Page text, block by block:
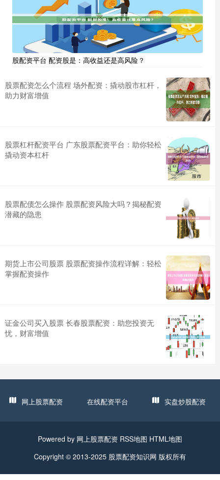
股配资平台 配资股是：高收益还是高风险？
股票配资怎么个流程 场外配资：撬动股市杠杆，
助力财富增值
股票杠杆配资平台 广东股票配资平台：助你轻松
撬动资本杠杆
股票配债怎么操作 股票配资风险大吗？揭秘配资
潜藏的隐患
期货上市公司股票 股票配资操作流程详解：轻松
掌握配资操作
证金公司买入股票 长春股票配资：助您投资无
忧，财富增值
网上股票配资 在线配资平台 实盘炒股配资
Powered by 网上股票配资 RSS地图 HTML地图
Copyright © 2013-2025 股票配资知识网 版权所有